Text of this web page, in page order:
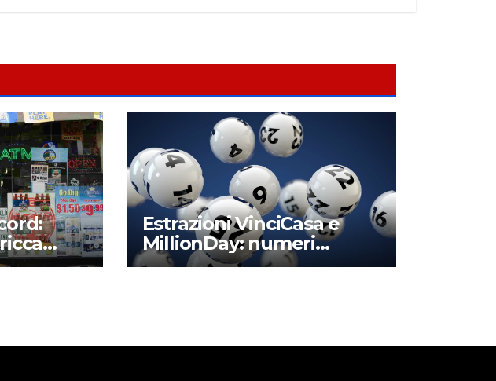
dopo
Estrazioni VinciCasa e
MillionDay: numeri
vincenti e montepremi di